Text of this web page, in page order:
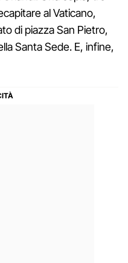
al Vaticano,
di piazza San Pietro,
Santa Sede. E, infine,